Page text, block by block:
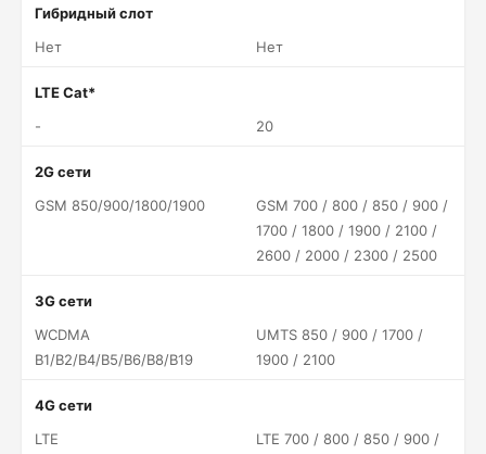
Гибридный слот
Нет
Нет
LTE Cat*
-
20
2G сети
GSM 850/900/1800/1900
GSM 700 / 800 / 850 / 900 /
1700 / 1800 / 1900 / 2100 /
2600 / 2000 / 2300 / 2500
3G сети
WCDMA
B1/B2/B4/B5/B6/B8/B19
UMTS 850 / 900 / 1700 /
1900 / 2100
4G сети
LTE
LTE 700 / 800 / 850 / 900 /